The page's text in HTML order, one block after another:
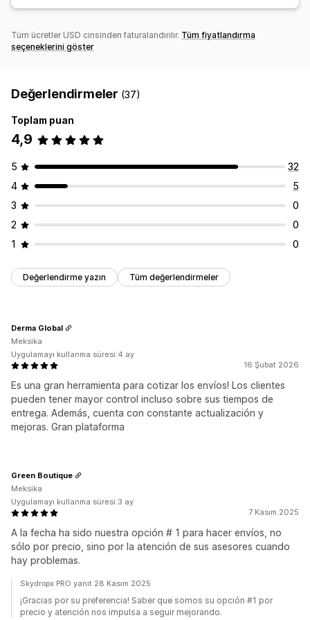
Tüm ücretler USD cinsinden faturalandırılır. Tüm fiyatlandırma
seçeneklerini göster
Değerlendirmeler (37)
Toplam puan
4,9
5
32
4
5
3
0
2
0
1
0
Değerlendirme yazın Tüm değerlendirmeler
16 Şubat 2026
Es una gran herramienta para cotizar los envíos! Los clientes
pueden tener mayor control incluso sobre sus tiempos de
entrega. Además, cuenta con constante actualización y
mejoras. Gran plataforma
Derma Global
Meksika
Uygulamayı kullanma süresi:4 ay
7 Kasım 2025
A la fecha ha sido nuestra opción # 1 para hacer envíos, no
sólo por precio, sino por la atención de sus asesores cuando
hay problemas.
Green Boutique
Meksika
Uygulamayı kullanma süresi:3 ay
Skydropx PRO yanıt 28 Kasım 2025
¡Gracias por su preferencia! Saber que somos su opción #1 por
precio y atención nos impulsa a seguir mejorando.